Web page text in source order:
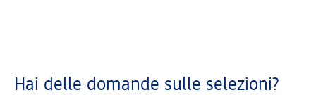
Hai delle domande sulle selezioni?